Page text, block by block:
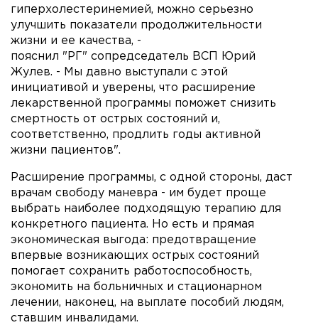
гиперхолестеринемией, можно серьезно
улучшить показатели продолжительности
жизни и ее качества, -
пояснил "РГ" сопредседатель ВСП Юрий
Жулев. - Мы давно выступали с этой
инициативой и уверены, что расширение
лекарственной программы поможет снизить
смертность от острых состояний и,
соответственно, продлить годы активной
жизни пациентов".
Расширение программы, с одной стороны, даст
врачам свободу маневра - им будет проще
выбрать наиболее подходящую терапию для
конкретного пациента. Но есть и прямая
экономическая выгода: предотвращение
впервые возникающих острых состояний
помогает сохранить работоспособность,
экономить на больничных и стационарном
лечении, наконец, на выплате пособий людям,
ставшим инвалидами.